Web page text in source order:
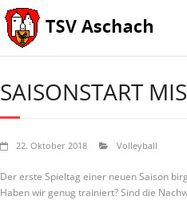
SAISONSTART
22. Oktober 2018 Volleyball
Der erste Spieltag einer neuen Saison
Haben wir genug trainiert? Sind die